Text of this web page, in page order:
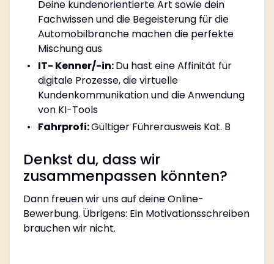
Deine kundenorientierte Art sowie dein
Fachwissen und die Begeisterung für die
Automobilbranche machen die perfekte
Mischung aus
IT- Kenner/-in:Du hast eine Affinität für
digitale Prozesse, die virtuelle
Kundenkommunikation und die Anwendung
von KI-Tools
Fahrprofi:Gültiger Führerausweis Kat. B
Denkst du, dass wir
zusammenpassen könnten?
Dann freuen wir uns auf deine Online-
Bewerbung. Übrigens: Ein Motivationsschreiben
brauchen wir nicht.